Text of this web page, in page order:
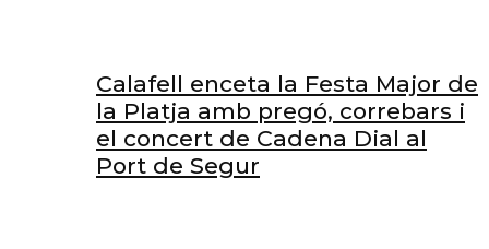
Calafell enceta la Festa Major de
la Platja amb pregó, correbars i
el concert de Cadena Dial al
Port de Segur